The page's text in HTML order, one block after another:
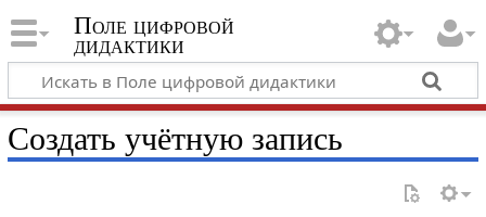
Поле цифровой
дидактики
Создать учётную запись